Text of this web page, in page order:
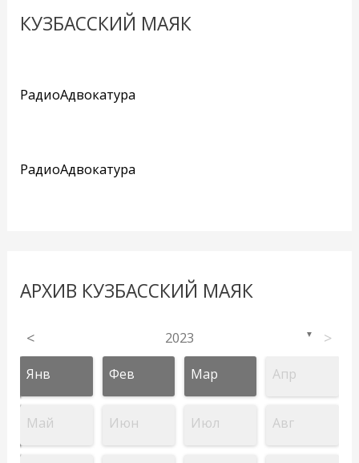
КУЗБАССКИЙ МАЯК
РадиоАдвокатура
РадиоАдвокатура
АРХИВ КУЗБАССКИЙ МАЯК
< 2023 ▼ >
Янв Фев Мар Апр
Май Июн Июл Авг